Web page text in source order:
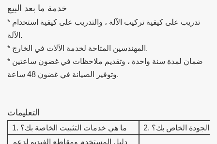
خدمة ما بعد البيع
* تدريب على كيفية تركيب الآلة ، والتدريب على كيفية استخدام
الآلة.
* المهندسين المتاحة لخدمة الآلات في الخارج.
* ضمان لمدة سنة واحدة ، وتقديم ملاحظات في غضون ساعتين
وتوفير الصيانة في غضون 48 ساعة.
التعليمات
1. ما هي خدمات التثبيت الخاصة بك؟ 2. الجودة الخاص بك؟
دليل المستخدم ومقاطع الفيديو لدعم